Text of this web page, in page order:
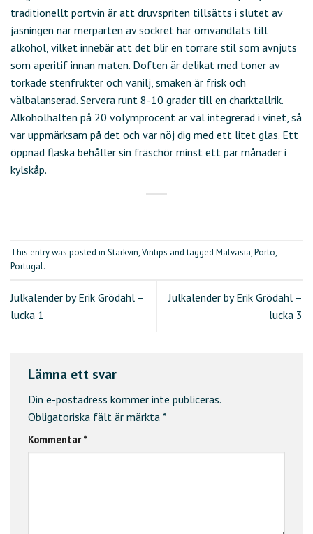
traditionellt portvin är att druvspriten tillsätts i slutet av
jäsningen när merparten av sockret har omvandlats till
alkohol, vilket innebär att det blir en torrare stil som avnjuts
som aperitif innan maten. Doften är delikat med toner av
torkade stenfrukter och vanilj, smaken är frisk och
välbalanserad. Servera runt 8-10 grader till en charktallrik.
Alkoholhalten på 20 volymprocent är väl integrerad i vinet, så
var uppmärksam på det och var nöj dig med ett litet glas. Ett
öppnad flaska behåller sin fräschör minst ett par månader i
kylskåp.
This entry was posted in Starkvin,Vintips and tagged Malvasia,Porto,
Portugal.
Julkalender by Erik Grödahl –
lucka 1
Julkalender by Erik Grödahl –
lucka 3
Lämna ett svar
Din e-postadress kommer inte publiceras.
Obligatoriska fält är märkta *
Kommentar*